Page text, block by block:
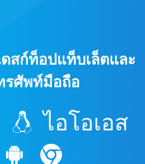
สก์ท็อปแท็บเล็ตและ
รศัพท์มือถือ
ไอโอเอส